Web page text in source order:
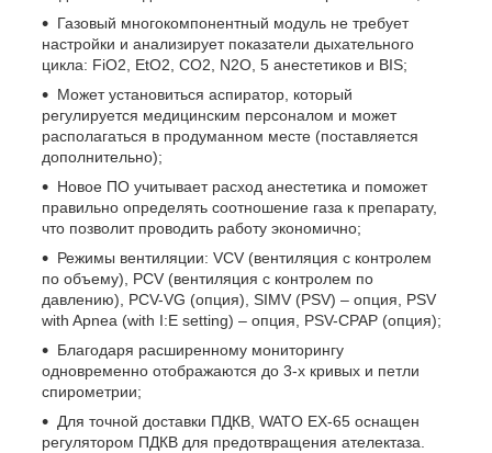
Газовый многокомпонентный модуль не требует
настройки и анализирует показатели дыхательного
цикла: FiO2, EtO2, CO2, N2O, 5 анестетиков и BIS;
Может установиться аспиратор, который
регулируется медицинским персоналом и может
располагаться в продуманном месте (поставляется
дополнительно);
Новое ПО учитывает расход анестетика и поможет
правильно определять соотношение газа к препарату,
что позволит проводить работу экономично;
Режимы вентиляции: VCV (вентиляция с контролем
по объему), PCV (вентиляция с контролем по
давлению), PCV-VG (опция), SIMV (PSV) – опция, PSV
with Apnea (with I:E setting) – опция, PSV-CPAP (опция);
Благодаря расширенному мониторингу
одновременно отображаются до 3-х кривых и петли
спирометрии;
Для точной доставки ПДКВ, WATO EX-65 оснащен
регулятором ПДКВ для предотвращения ателектаза.